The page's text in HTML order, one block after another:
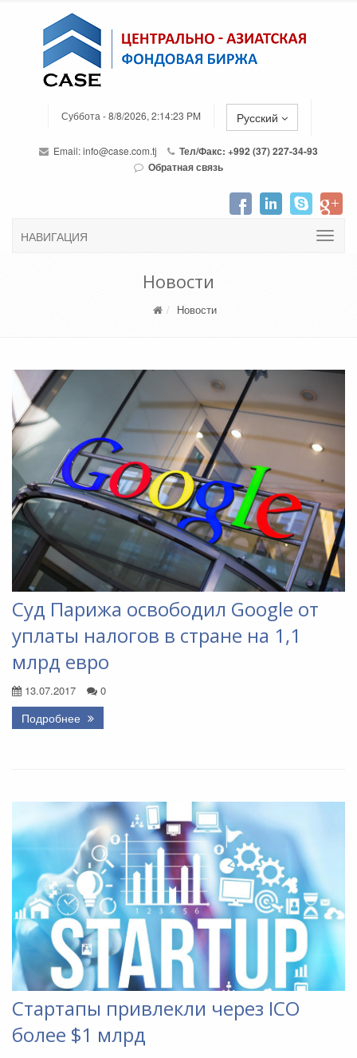
Суббота - 8/8/2026, 2:14:23 PM Русский
Email:info@case.com.tj
Тел/Факс: +992 (37) 227-34-93
Обратная связь
НАВИГАЦИЯ
Новости
Новости
Суд Парижа освободил Google от
уплаты налогов в стране на 1,1
млрд евро
13.07.2017 0
Подробнее
Стартапы привлекли через ICO
более $1 млрд